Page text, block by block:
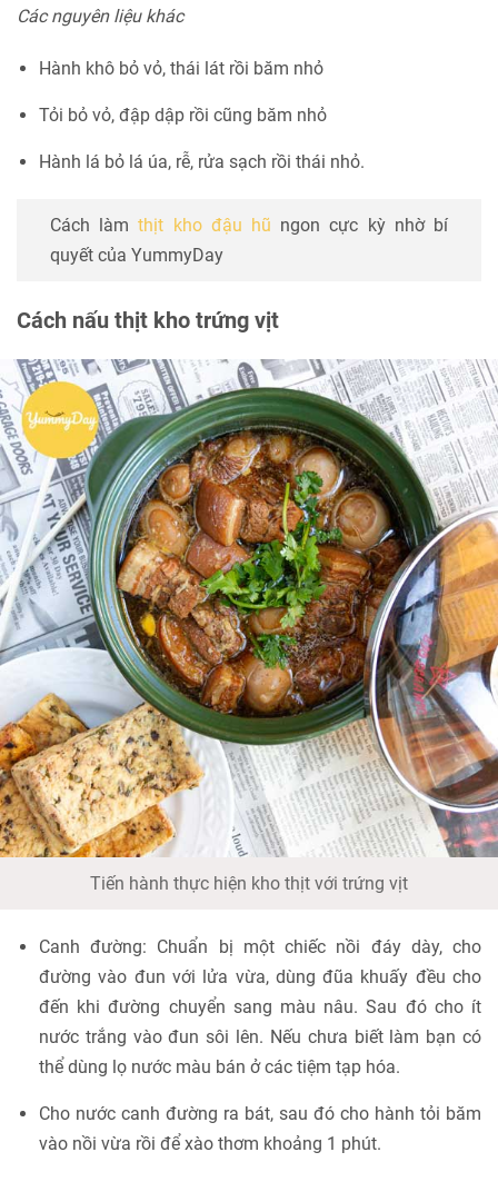
Các nguyên liệu khác
Hành khô bỏ vỏ, thái lát rồi băm nhỏ
Tỏi bỏ vỏ, đập dập rồi cũng băm nhỏ
Hành lá bỏ lá úa, rễ, rửa sạch rồi thái nhỏ.
Cách làmthịt kho đậu hũ ngon cực kỳ nhờ bí
quyết của YummyDay
Cách nấu thịt kho trứng vịt
Tiến hành thực hiện kho thịt với trứng vịt
Canh đường: Chuẩn bị một chiếc nồi đáy dày, cho
đường vào đun với lửa vừa, dùng đũa khuấy đều cho
đến khi đường chuyển sang màu nâu. Sau đó cho ít
nước trắng vào đun sôi lên. Nếu chưa biết làm bạn có
thể dùng lọ nước màu bán ở các tiệm tạp hóa.
Cho nước canh đường ra bát, sau đó cho hành tỏi băm
vào nồi vừa rồi để xào thơm khoảng 1 phút.